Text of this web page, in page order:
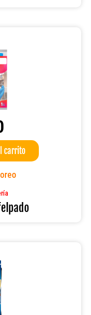
carrito